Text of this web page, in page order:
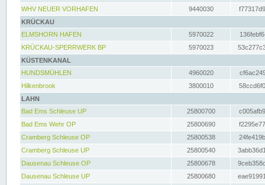
WHV NEUER VORHAFEN
9440030
KRÜCKAU
ELMSHORN HAFEN
5970022
KRÜCKAU-SPERRWERK BP
5970023
KÜSTENKANAL
HUNDSMÜHLEN
4960020
Hilkenbrook
3800010
LAHN
Bad Ems Schleuse UP
25800700
Bad Ems Wehr OP
25800690
Cramberg Schleuse OP
25800538
Cramberg Schleuse UP
25800540
Dausenau Schleuse OP
25800678
Dausenau Schleuse UP
25800680